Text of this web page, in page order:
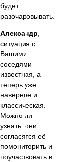
будет
разочаровывать.
Александр
ситуация с
Вашими
соседями
известная, а
теперь уже
наверное и
классическая.
Можно ли
узнать: они
согласятся её
помониторить и
поучаствовать в